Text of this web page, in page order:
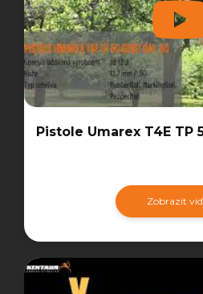
Pistole Umarex T4E TP
Zobrazit